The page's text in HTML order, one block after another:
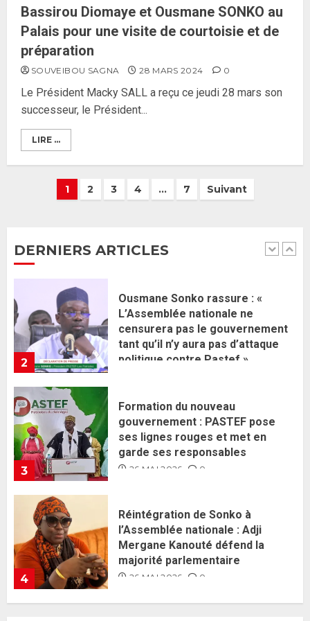
Bassirou Diomaye et Ousmane SONKO au
Palais pour une visite de courtoisie et de
préparation
SOUVEIBOU SAGNA 28 MARS 2024 0
Le Président Macky SALL a reçu ce jeudi 28 mars son
successeur, le Président...
LIRE ...
1 2 3 4 … 7 Suivant
DERNIERS ARTICLES
5
J’espère me tromper »
26 MAI 2026
Ahmadou Al Aminou Lo dévoile
une équipe de mission de 30
2
Ousmane Sonko rassure : «
politique contre Pastef »
3
Formation du nouveau
gouvernement : PASTEF pose
ses lignes rouges et met en
garde ses responsables
26 MAI 2026 0
4
Réintégration de Sonko à
l’Assemblée nationale : Adji
Mergane Kanouté défend la
majorité parlementaire
26 MAI 2026 0
5
Guy Marius Sagna inquiet après la
nomination d’Al Aminou Lo : «
J’espère me tromper »
26 MAI 2026 0